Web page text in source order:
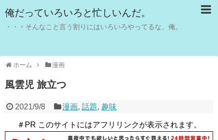
俺だっていろいろと忙しいんだ。
・・・そんなこと言う割りにはいろいろやってるな、俺。
ホーム 漫画
風雲児 旅立つ
2021/9/8 漫画,話題, 趣味
＃PR このサイトにはアフリリンクが表示されます。